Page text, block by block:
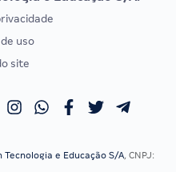
EXAME DE ORDEM
Calendário OAB
uso
site
Tecnologia e Educação S/A, CNPJ: